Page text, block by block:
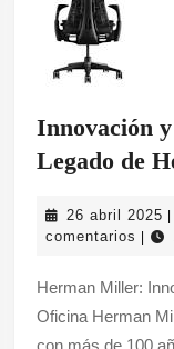
Innovación
Legado de
26 abril 2025 |
comentarios |
Herman Miller:
Oficina Herman
con más de 100